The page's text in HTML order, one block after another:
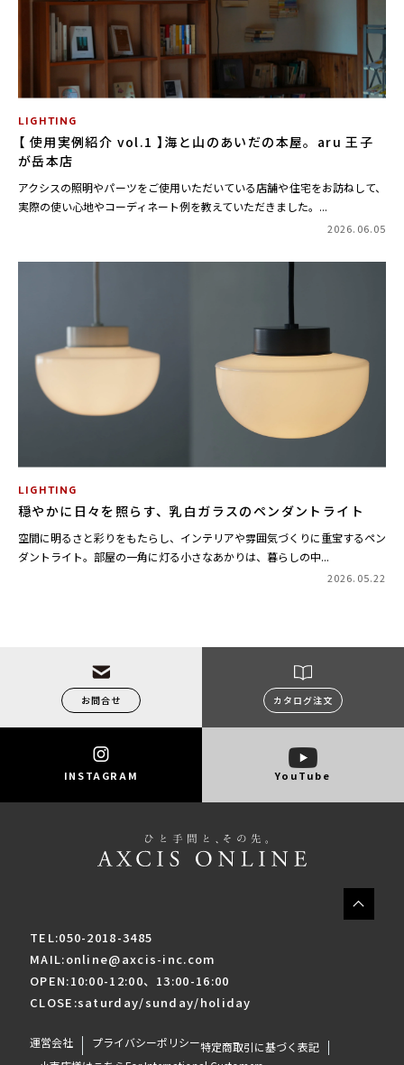
LIGHTING
【 使用実例紹介 vol.1 】海と山のあいだの本屋。aru 王子
が岳本店
アクシスの照明やパーツをご使用いただいている店舗や住宅をお訪ねして、
実際の使い心地やコーディネート例を教えていただきました。...
2026.06.05
LIGHTING
穏やかに日々を照らす、乳白ガラスのペンダントライト
空間に明るさと彩りをもたらし、インテリアや雰囲気づくりに重宝するペン
ダントライト。部屋の一角に灯る小さなあかりは、暮らしの中...
2026.05.22
お問合せ カタログ注文
INSTAGRAM YouTube
TEL:050-2018-3485
MAIL:online@axcis-inc.com
OPEN:10:00-12:00、13:00-16:00
CLOSE:saturday/sunday/holiday
運営会社 プライバシーポリシー特定商取引に基づく表記